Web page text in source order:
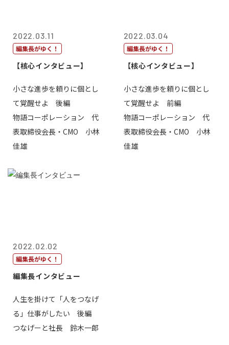
2022.03.11
編集長がゆく！
【核心インタビュー】
小さな進歩を頼りに個とし
て覚醒せよ 後編
物語コーポレーション 代
表取締役会長・CMO 小林
佳雄
2022.03.04
編集長がゆく！
【核心インタビュー】
小さな進歩を頼りに個とし
て覚醒せよ 前編
物語コーポレーション 代
表取締役会長・CMO 小林
佳雄
2022.02.02
編集長がゆく！
編集長インタビュー
人生を掛けて「人をつなげ
る」仕事がしたい 後編
つなげーと社長 鈴木一郎